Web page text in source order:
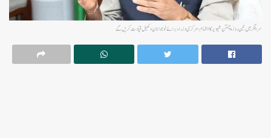
سرینگرمیں تین روزہ چنتن شیویر کا اہتمام،مرکزی وزراء برائے نوجوانان و کھیل قیادت کریں گے